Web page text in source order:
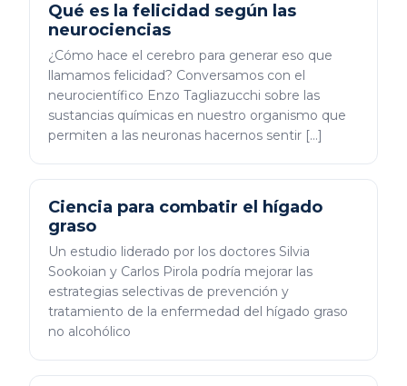
Qué es la felicidad según las
neurociencias
¿Cómo hace el cerebro para generar eso que
llamamos felicidad? Conversamos con el
neurocientífico Enzo Tagliazucchi sobre las
sustancias químicas en nuestro organismo que
permiten a las neuronas hacernos sentir […]
Ciencia para combatir el hígado
graso
Un estudio liderado por los doctores Silvia
Sookoian y Carlos Pirola podría mejorar las
estrategias selectivas de prevención y
tratamiento de la enfermedad del hígado graso
no alcohólico